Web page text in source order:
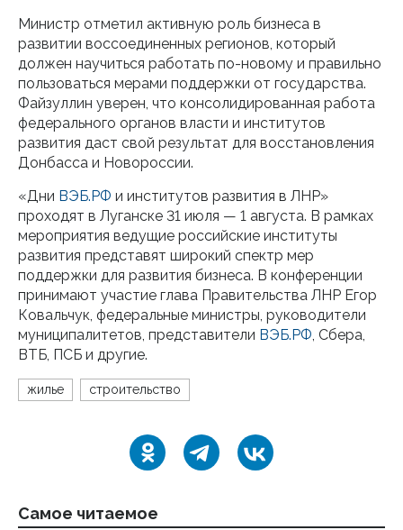
Министр отметил активную роль бизнеса в
развитии воссоединенных регионов, который
должен научиться работать по-новому и правильно
пользоваться мерами поддержки от государства.
Файзуллин уверен, что консолидированная работа
федерального органов власти и институтов
развития даст свой результат для восстановления
Донбасса и Новороссии.
«Дни ВЭБ.РФ и институтов развития в ЛНР»
проходят в Луганске 31 июля — 1 августа. В рамках
мероприятия ведущие российские институты
развития представят широкий спектр мер
поддержки для развития бизнеса. В конференции
принимают участие глава Правительства ЛНР Егор
Ковальчук, федеральные министры, руководители
муниципалитетов, представители ВЭБ.РФ, Сбера,
ВТБ, ПСБ и другие.
жилье строительство
Самое читаемое